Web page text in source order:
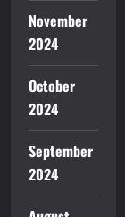
November
2024
October
2024
September
2024